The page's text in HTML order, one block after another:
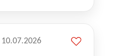
10.07.2026